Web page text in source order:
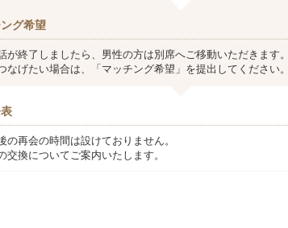
グ希望
が終了しましたら、男性の方は別席へご移動いただきます。
なげたい場合は、「マッチング希望」を提出してください。
の再会の時間は設けておりません。
交換についてご案内いたします。